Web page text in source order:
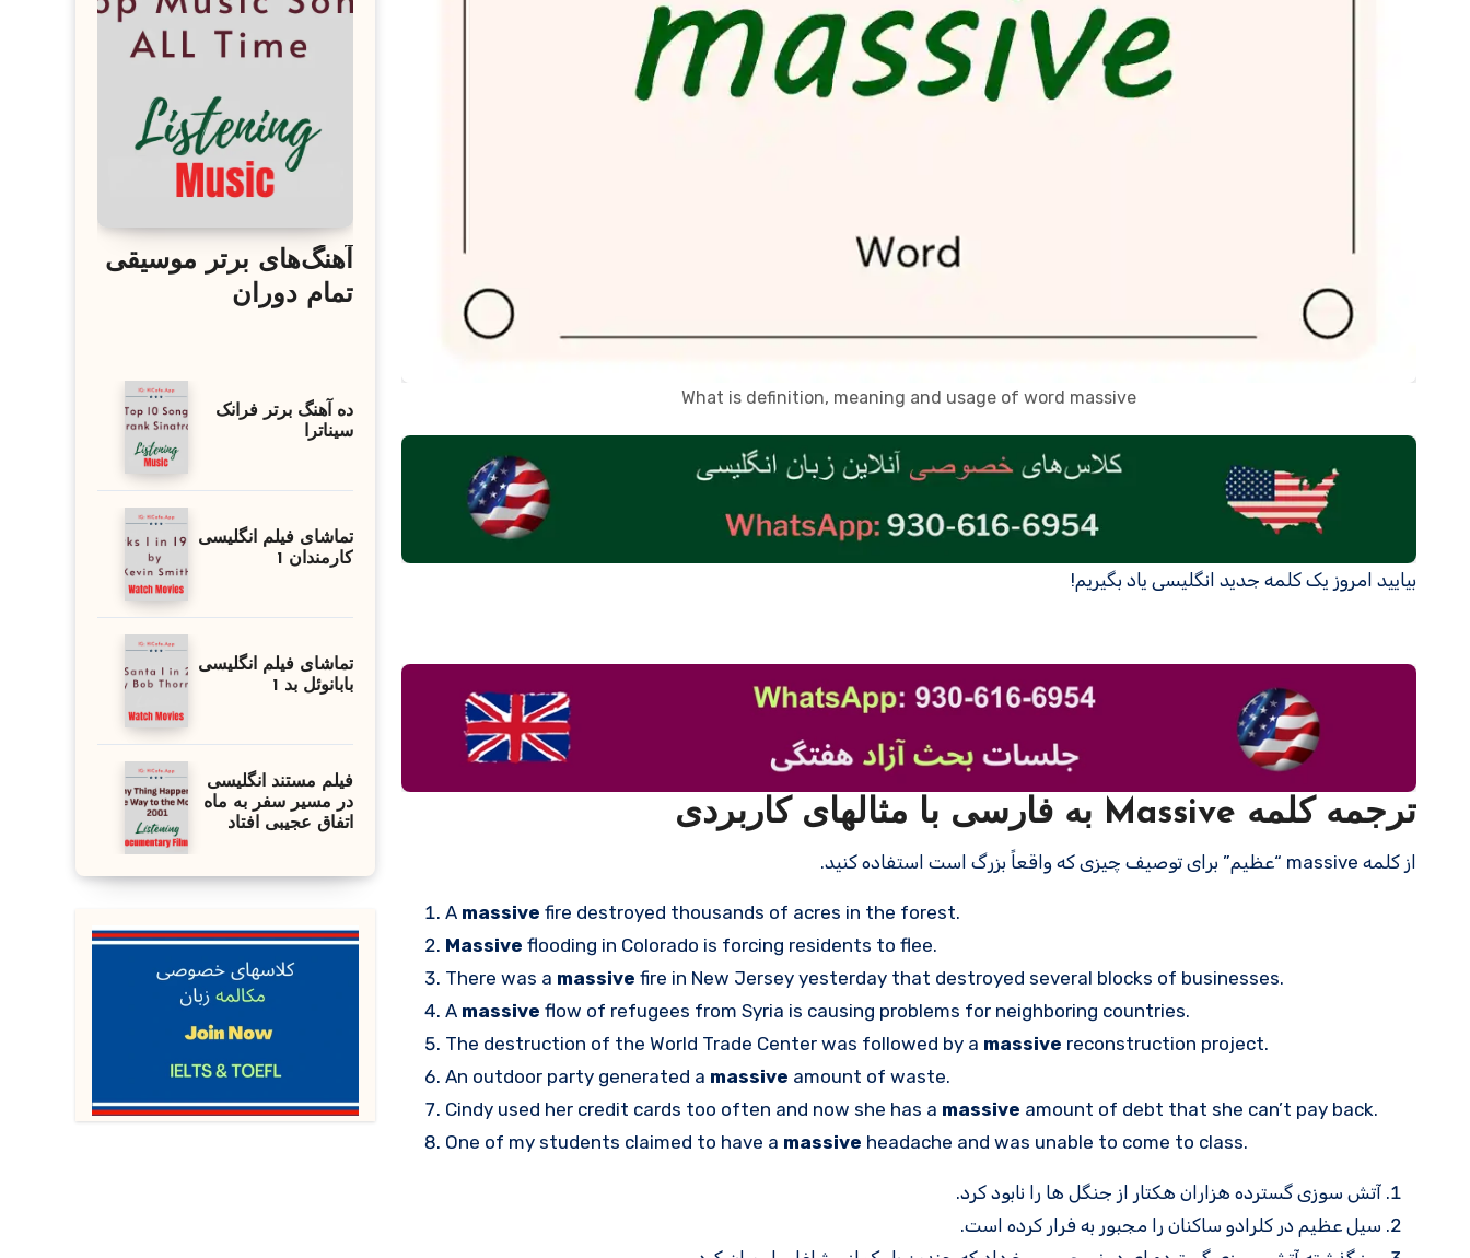
What is definition, meaning and usage of word massive
بیایید امروز یک کلمه جدید انگلیسی یاد بگیریم!
ترجمه کلمه Massive به فارسی با مثالهای کاربردی
از کلمه massive “عظیم” برای توصیف چیزی که واقعاً بزرگ است استفاده کنید.
A massive fire destroyed thousands of acres in the forest.
Massive flooding in Colorado is forcing residents to flee.
There was a massive fire in New Jersey yesterday that destroyed several blocks of businesses.
A massive flow of refugees from Syria is causing problems for neighboring countries.
The destruction of the World Trade Center was followed by a massive reconstruction project.
An outdoor party generated a massive amount of waste.
Cindy used her credit cards too often and now she has a massive amount of debt that she can’t pay back.
One of my students claimed to have a massive headache and was unable to come to class.
آتش سوزی گسترده هزاران هکتار از جنگل ها را نابود کرد.
سیل عظیم در کلرادو ساکنان را مجبور به فرار کرده است.
آهنگ‌های برتر موسیقی
تمام دوران
ده آهنگ برتر فرانک
سیناترا
تماشای فیلم انگلیسی
کارمندان 1
تماشای فیلم انگلیسی
بابانوئل بد 1
فیلم مستند انگلیسی
در مسیر سفر به ماه
اتفاق عجیبی افتاد